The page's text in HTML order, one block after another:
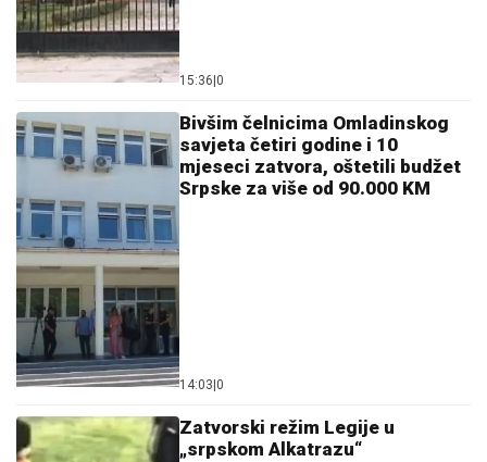
15:36 0
Bivšim čelnicima Omladinskog
savjeta četiri godine i 10
mjeseci zatvora, oštetili budžet
Srpske za više od 90.000 KM
14:03 0
Zatvorski režim Legije u
„srpskom Alkatrazu“